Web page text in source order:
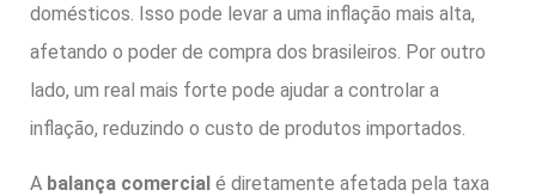
domésticos. Isso pode levar a uma inflação mais alta,
afetando o poder de compra dos brasileiros. Por outro
lado, um real mais forte pode ajudar a controlar a
inflação, reduzindo o custo de produtos importados.
A balança comercial é diretamente afetada pela taxa